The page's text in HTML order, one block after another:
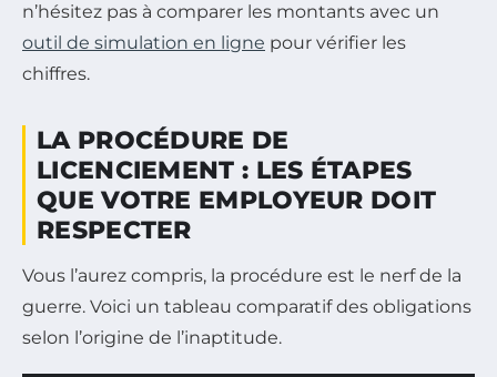
n’hésitez pas à comparer les montants avec un
outil de simulation en ligne pour vérifier les
chiffres.
LA PROCÉDURE DE
LICENCIEMENT : LES ÉTAPES
QUE VOTRE EMPLOYEUR DOIT
RESPECTER
Vous l’aurez compris, la procédure est le nerf de la
guerre. Voici un tableau comparatif des obligations
selon l’origine de l’inaptitude.